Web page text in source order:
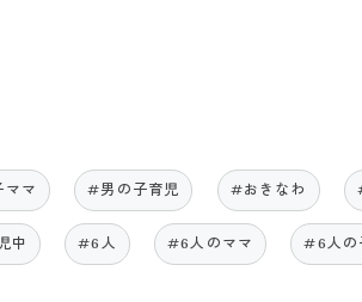
マ #男の子育児 #おきなわ
中 #6人 #6人のママ #6人の